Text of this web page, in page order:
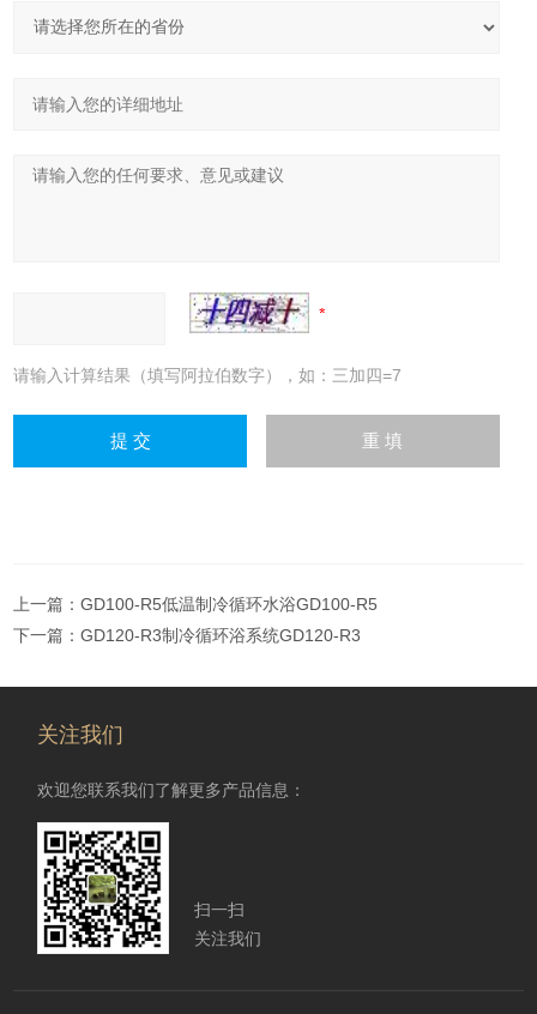
请输入计算结果（填写阿拉伯数字），如：三加四=7
上一篇：GD100-R5低温制冷循环水浴GD100-R5
下一篇：GD120-R3制冷循环浴系统GD120-R3
关注我们
欢迎您联系我们了解更多产品信息：
扫一扫
关注我们